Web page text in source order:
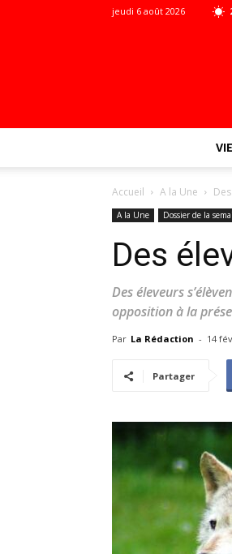
jeudi 6 août 2026
Accueil A la Une
A la Une Dossier de la
Des
Des éleveurs
opposition à la
Par La Rédaction - 14
Partager